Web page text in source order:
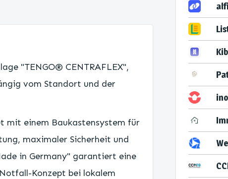
"TENGO® CENTRAFLEX",
vom Standort und der
mit einem Baukastensystem für
maximaler Sicherheit und
in Germany" garantiert eine
Konzept bei lokalem